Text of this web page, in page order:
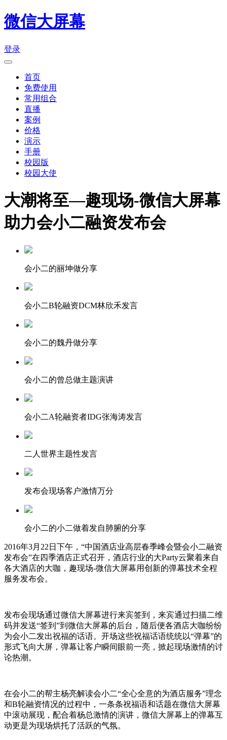
微信大屏幕
登录
首页
免费使用
常用组合
直播
案例
价格
演示
手册
校园版
校园大使
大潮将至—趣现场-微信大屏幕
助力会小二融资发布会
会小二的丽坤做分享
会小二B轮融资DCM林欣禾发言
会小二的魏丹做分享
会小二的曾总做主题演讲
会小二A轮融资者IDG张海涛发言
二人世界主题性发言
发布会现场客户激情万分
会小二的小二做着发自肺腑的分享
2016年3月22日下午，“中国酒店业高层春季峰会暨会小二融资
发布会”在四季酒店正式召开，酒店行业的大Party云聚着来自
各大酒店的大咖，趣现场-微信大屏幕用创新的弹幕技术全程
服务发布会。
发布会现场通过微信大屏幕进行来宾签到，来宾通过扫描二维
码并发送“签到”到微信大屏幕的后台，随后便各酒店大咖纷纷
为会小二发出祝福的话语。开场这些祝福话语统统以“弹幕”的
形式飞向大屏，弹幕让客户瞬间眼前一亮，掀起现场激情的讨
论热潮。
在会小二的帮主杨亮解读会小二“全心全意的为酒店服务”理念
和B轮融资情况的过程中，一条条祝福语和话题在微信大屏幕
中滚动展现，配合着杨总激情的演讲，微信大屏幕上的弹幕互
动更是为现场烘托了活跃的气氛。